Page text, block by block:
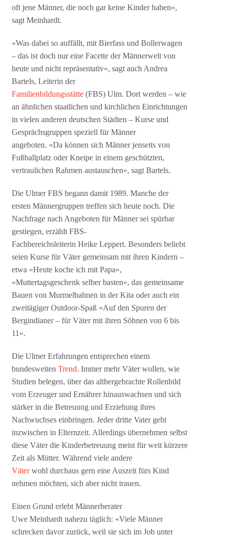
oft jene Männer, die noch gar keine Kinder haben»,
sagt Meinhardt.
«Was dabei so auffällt, mit Bierfass und Bollerwagen
– das ist doch nur eine Facette der Männerwelt von
heute und nicht repräsentativ», sagt auch Andrea
Bartels, Leiterin der
Familienbildungsstätte (FBS) Ulm. Dort werden – wie
an ähnlichen staatlichen und kirchlichen Einrichtungen
in vielen anderen deutschen Städten – Kurse und
Gesprächsgruppen speziell für Männer
angeboten. «Da können sich Männer jenseits von
Fußballplatz oder Kneipe in einem geschützten,
vertraulichen Rahmen austauschen», sagt Bartels.
Die Ulmer FBS begann damit 1989. Manche der
ersten Männergruppen treffen sich heute noch. Die
Nachfrage nach Angeboten für Männer sei spürbar
gestiegen, erzählt FBS-
Fachbereichsleiterin Heike Leppert. Besonders beliebt
seien Kurse für Väter gemeinsam mit ihren Kindern –
etwa «Heute koche ich mit Papa»,
«Muttertagsgeschenk selber basten», das gemeinsame
Bauen von Murmelbahnen in der Kita oder auch ein
zweitägiger Outdoor-Spaß «Auf den Spuren der
Bergindianer – für Väter mit ihren Söhnen von 6 bis
11».
Die Ulmer Erfahrungen entsprechen einem
bundesweitenTrend. Immer mehr Väter wollen, wie
Studien belegen, über das althergebrachte Rollenbild
vom Erzeuger und Ernährer hinauswachsen und sich
stärker in die Betreuung und Erziehung ihres
Nachwuchses einbringen. Jeder dritte Vater geht
inzwischen in Elternzeit. Allerdings übernehmen selbst
diese Väter die Kinderbetreuung meist für weit kürzere
Zeit als Mütter. Während viele andere
Väterwohl durchaus gern eine Auszeit fürs Kind
nehmen möchten, sich aber nicht trauen.
Einen Grund erlebt Männerberater
Uwe Meinhardt nahezu täglich: «Viele Männer
schrecken davor zurück, weil sie sich im Job unter